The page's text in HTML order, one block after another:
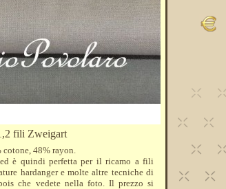
fili Zweigart
cotone, 48% rayon.
ed è quindi perfetta per il ricamo a fili
hardanger e molte altre tecniche di
che vedete nella foto. Il prezzo si